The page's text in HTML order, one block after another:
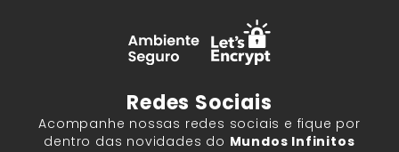
Redes Sociais
Acompanhe nossas redes sociais e fique por
dentro das novidades do Mundos Infinitos